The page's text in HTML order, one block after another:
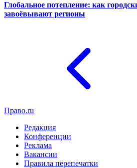
Глобальное потепление: как
завоёвывают регионы
Право.ru
Редакция
Конференции
Реклама
Вакансии
Правила перепечатки